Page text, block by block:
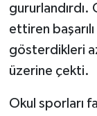
gururlandırdı.
ettiren
gösterdikleri
üzerine çekti.
Okul sporları